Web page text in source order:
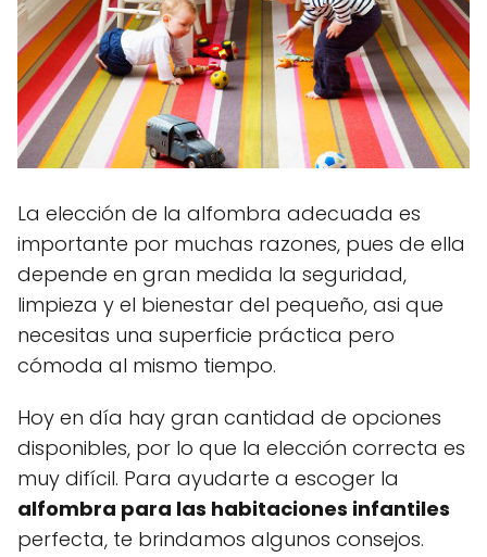
La elección de la alfombra adecuada es
importante por muchas razones, pues de ella
depende en gran medida la seguridad,
limpieza y el bienestar del pequeño, asi que
necesitas una superficie práctica pero
cómoda al mismo tiempo.
Hoy en día hay gran cantidad de opciones
disponibles, por lo que la elección correcta es
muy difícil. Para ayudarte a escoger la
alfombra para las habitaciones infantiles
perfecta, te brindamos algunos consejos.